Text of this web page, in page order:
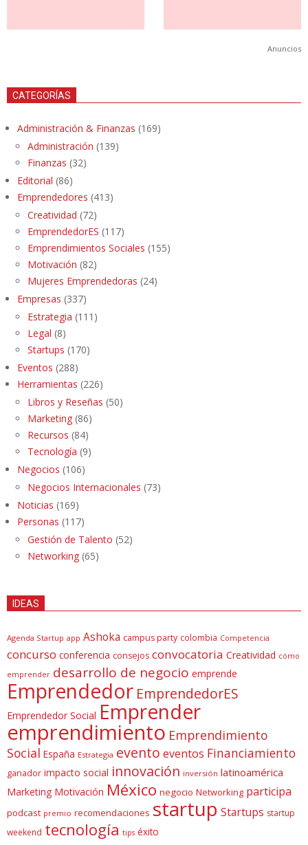
Anuncios
CATEGORÍAS
Administración & Finanzas (169)
Administración (139)
Finanzas (32)
Editorial (86)
Emprendedores (413)
Creatividad (72)
EmprendedorES (117)
Emprendimientos Sociales (155)
Motivación (82)
Mujeres Emprendedoras (24)
Empresas (337)
Estrategia (111)
Legal (8)
Startups (170)
Eventos (288)
Herramientas (226)
Libros y Reseñas (50)
Marketing (86)
Recursos (84)
Tecnología (9)
Negocios (106)
Negocios Internacionales (73)
Noticias (169)
Personas (117)
Gestión de Talento (52)
Networking (65)
IDEAS
Agenda Startup app Ashoka campus party colombia Competencia
concurso conferencia consejos convocatoria Creatividad cómo
emprender desarrollo de negocio emprende
Emprendedor EmprendedorES
Emprendedor Social Emprender
emprendimiento Emprendimiento
Social España Estrategia evento eventos Financiamiento
ganador impacto social innovación inversión latinoamérica
Marketing Motivación México negocio Networking participa
podcast premio recomendaciones startup Startups startup
weekend tecnología tips éxito